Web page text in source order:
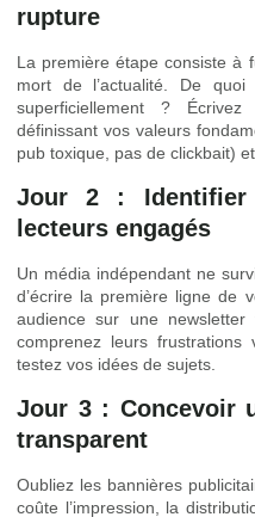
rupture
La première étape consiste à
mort de l’actualité. De
superficiellement ?
définissant vos valeurs
pub toxique, pas de clickbait)
Jour 2 : Identifier
lecteurs engagés
Un média indépendant ne
d’écrire la première ligne de
audience sur une newsletter
comprenez leurs
testez vos idées de sujets.
Jour 3 : Concevoir
transparent
Oubliez les bannières
coûte l’impression, la